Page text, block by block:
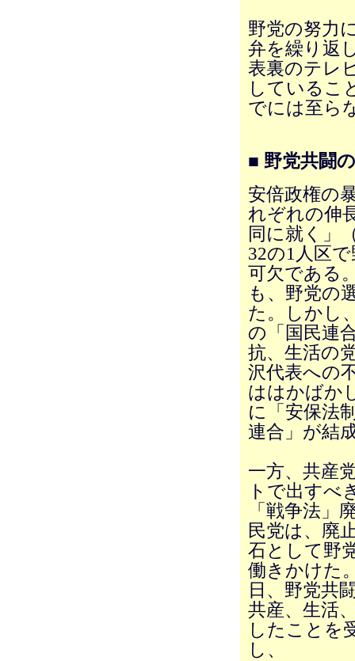
野党の努力
弁を繰り返
表裏のテレ
しているこ
でには至ら
■ 野党共闘
安倍政権の
れぞれの伸
同に就く」
32の1人区
可欠である
も、野党の
た。しかし
の「国民連
抗、生活の
沢代表への
ははかばか
に「安保法
連合」が結
一方、共産
トで出すべ
「戦争法」
民党は、廃
石として野
働きかけた
日、野党共
共産、生活
したことを
し、